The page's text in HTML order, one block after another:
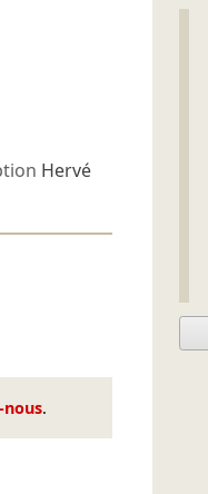
Hervé
.